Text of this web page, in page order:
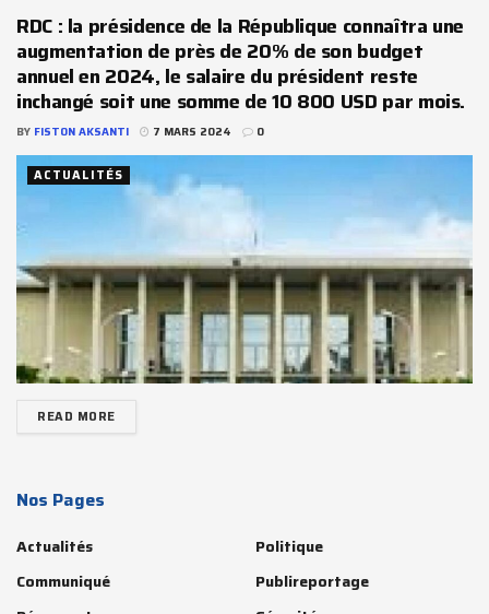
RDC : la présidence de la République connaîtra une
augmentation de près de 20% de son budget
annuel en 2024, le salaire du président reste
inchangé soit une somme de 10 800 USD par mois.
BY FISTON AKSANTI 7 MARS 2024 0
ACTUALITÉS
READ MORE
Nos Pages
Actualités
Communiqué
Politique
Publireportage